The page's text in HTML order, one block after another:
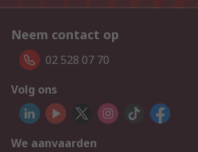
Neem contact op
02 528 07 70
Volg ons
We aanvaarden